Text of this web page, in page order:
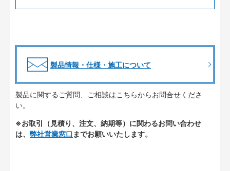
製品情報・仕様・施工について
製品に関するご質問、ご相談はこちらからお問合せくださ
い。
※お取引（見積り、注文、納期等）に関わるお問い合わせ
は、 弊社営業窓口 までお願いいたします。